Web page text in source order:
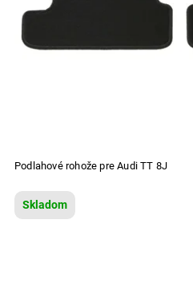
Podlahové rohože pre Audi TT 8J
Skladom